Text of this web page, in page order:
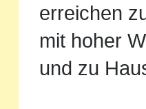
erreichen
mit hoher
und zu